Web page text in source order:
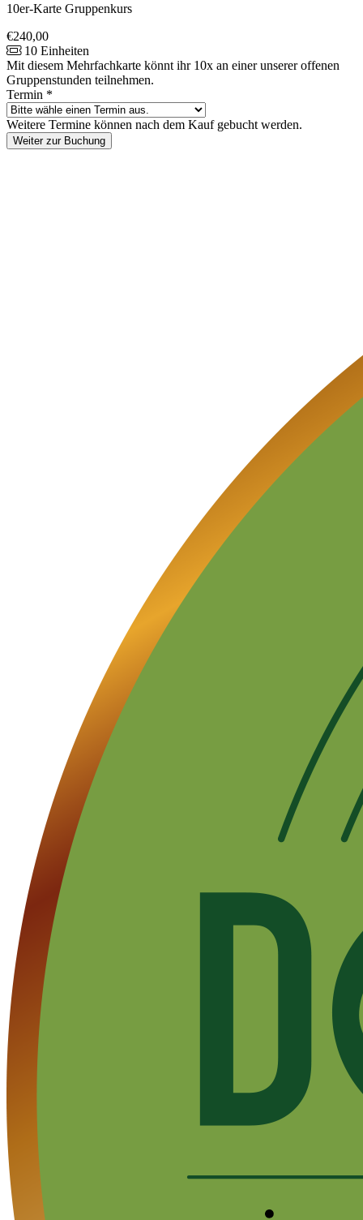
10er-Karte Gruppenkurs
€240,00
10 Einheiten
Mit diesem Mehrfachkarte könnt ihr 10x an einer unserer offenen
Gruppenstunden teilnehmen.
Termin *
Weitere Termine können nach dem Kauf gebucht werden.
Weiter zur Buchung